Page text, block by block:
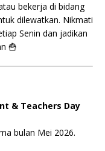
bekerja di bidang
dilewatkan. Nikmati
Senin dan jadikan
🍟
& Teachers Day
bulan Mei 2026.